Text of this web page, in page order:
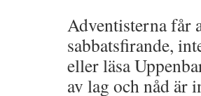
Adventisterna får
sabbatsfirande,
eller läsa
av lag och nåd är